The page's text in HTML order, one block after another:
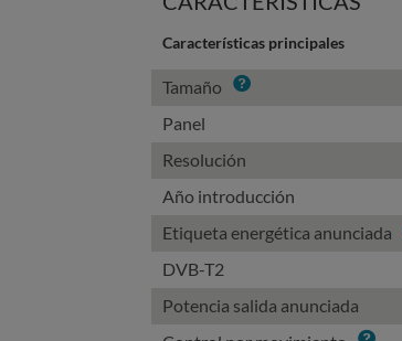
Características principales
Tamaño Info
Panel
Resolución
Año introducción
Etiqueta energética anunciada
DVB-T2
Potencia salida anunciada